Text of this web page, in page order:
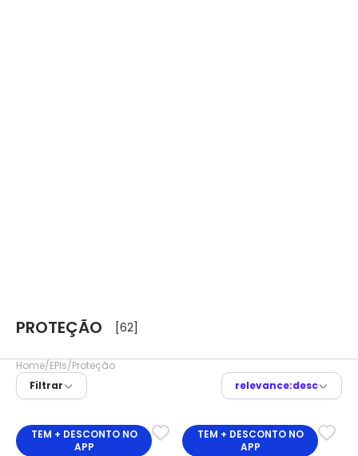
PROTEÇÃO [62]
Home EPIs Proteção
Filtrar
relevance:desc
TEM + DESCONTO NO
APP
TEM + DESCONTO NO
APP